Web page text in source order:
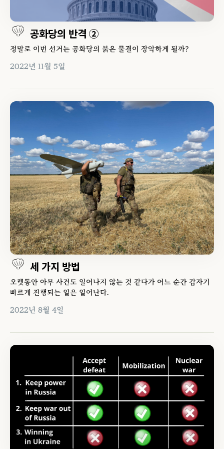
공화당의 반격 ②
정말로 이번 선거는 공화당의 붉은 물결이 장악하게 될까?
2022년 11월 5일
세 가지 방법
오랫동안 아무 사건도 일어나지 않는 것 같다가 어느 순간 갑자기
빠르게 진행되는 일은 일어난다.
2022년 8월 4일